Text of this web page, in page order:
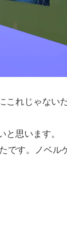
これじゃない
思います。
です。ノベル